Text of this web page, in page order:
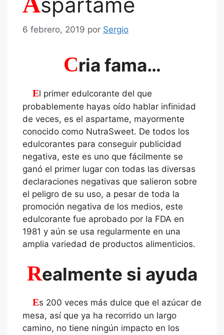
6 febrero, 2019 por Sergio
Cria fama…
El primer edulcorante del que
probablemente hayas oído hablar infinidad
de veces, es el aspartame, mayormente
conocido como NutraSweet. De todos los
edulcorantes para conseguir publicidad
negativa, este es uno que fácilmente se
ganó el primer lugar con todas las diversas
declaraciones negativas que salieron sobre
el peligro de su uso, a pesar de toda la
promoción negativa de los medios, este
edulcorante fue aprobado por la FDA en
1981 y aún se usa regularmente en una
amplia variedad de productos alimenticios.
Realmente si ayuda
Es 200 veces más dulce que el azúcar de
mesa, así que ya ha recorrido un largo
camino, no tiene ningún impacto en los